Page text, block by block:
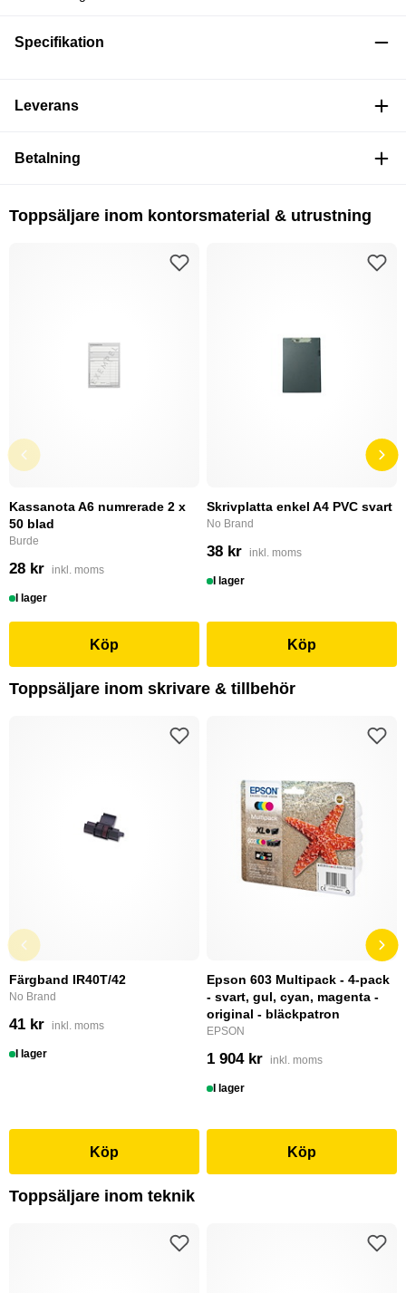
Specifikation
Leverans
Betalning
Toppsäljare inom kontorsmaterial & utrustning
Kassanota A6 numrerade 2 x
50 blad
Burde
28 kr inkl. moms
I lager
Köp
Skrivplatta enkel A4 PVC svart
No Brand
38 kr inkl. moms
I lager
Köp
Toppsäljare inom skrivare & tillbehör
Färgband IR40T/42
No Brand
41 kr inkl. moms
I lager
Köp
Epson 603 Multipack - 4-pack
- svart, gul, cyan, magenta -
original - bläckpatron
EPSON
1 904 kr inkl. moms
I lager
Köp
Toppsäljare inom teknik